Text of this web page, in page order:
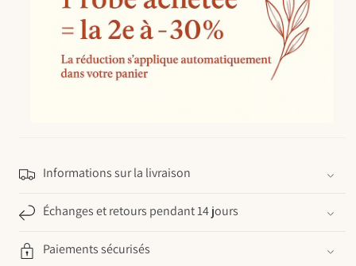
Informations sur la livraison
Échanges et retours pendant 14 jours
Paiements sécurisés